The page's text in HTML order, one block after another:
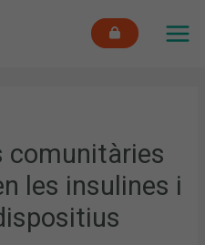
comunitàries
les insulines i